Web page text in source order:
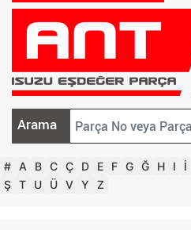
Arama
# A B C Ç D E F G Ğ H I İ
Ş T U Ü V Y Z